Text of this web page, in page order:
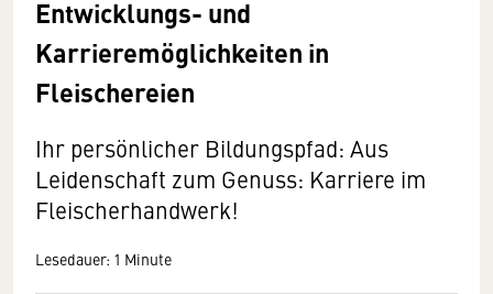
Entwicklungs- und
Karrieremöglichkeiten in
Fleischereien
Ihr persönlicher Bildungspfad: Aus
Leidenschaft zum Genuss: Karriere im
Fleischerhandwerk!
Lesedauer: 1 Minute